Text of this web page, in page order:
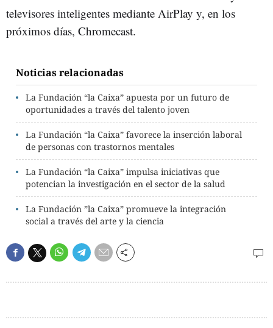
televisores inteligentes mediante AirPlay y, en los
próximos días, Chromecast.
Noticias relacionadas
La Fundación “la Caixa” apuesta por un futuro de
oportunidades a través del talento joven
La Fundación “la Caixa” favorece la inserción laboral
de personas con trastornos mentales
La Fundación “la Caixa” impulsa iniciativas que
potencian la investigación en el sector de la salud
La Fundación ”la Caixa” promueve la integración
social a través del arte y la ciencia